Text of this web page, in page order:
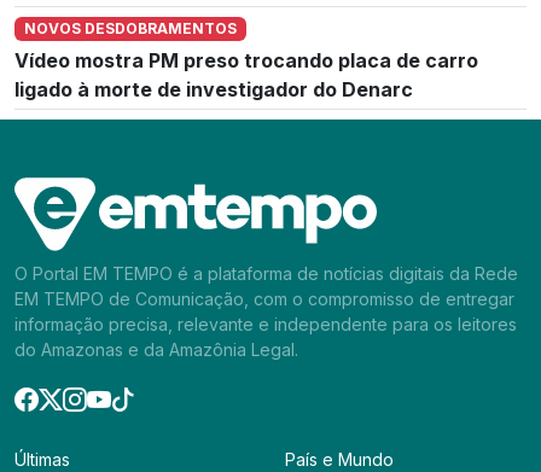
NOVOS DESDOBRAMENTOS
Vídeo mostra PM preso trocando placa de carro
ligado à morte de investigador do Denarc
O Portal EM TEMPO é a plataforma de notícias digitais da Rede
EM TEMPO de Comunicação, com o compromisso de entregar
informação precisa, relevante e independente para os leitores
do Amazonas e da Amazônia Legal.
Últimas
País e Mundo